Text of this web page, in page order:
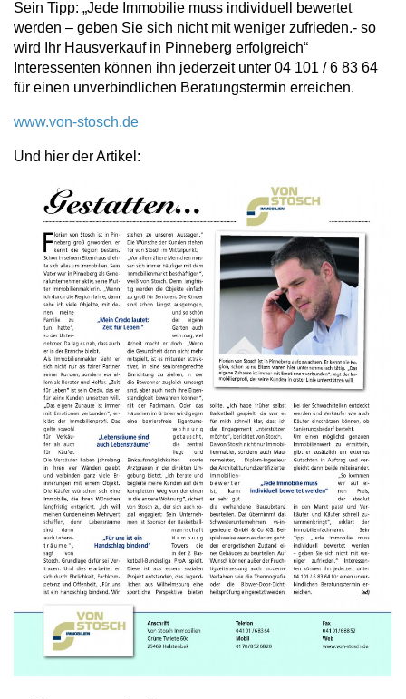
Sein Tipp: „Jede Immobilie muss individuell bewertet
werden – geben Sie sich nicht mit weniger zufrieden.- so
wird Ihr Hausverkauf in Pinneberg erfolgreich“
Interessenten können ihn jederzeit unter 04 101 / 6 83 64
für einen unverbindlichen Beratungstermin erreichen.
www.von-stosch.de
Und hier der Artikel: